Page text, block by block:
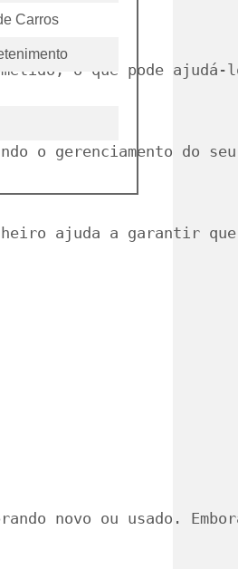
o que pode
o gerenciamento do seu
ajuda a garantir
novo ou usado.
Carros